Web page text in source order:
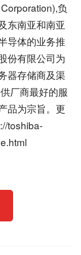
负
东南亚和南亚
导体的业务推
份有限公司为
器存储商及渠
厂商最好的服
品为宗旨。更
toshiba-